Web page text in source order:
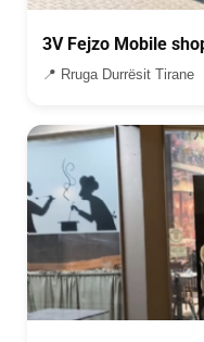
3V Fejzo Mobile
📍 Rruga Durrësit Tirane